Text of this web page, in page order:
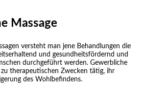
Massage
versteht man jene Behandlungen die
und gesundheitsfördernd und
durchgeführt werden. Gewerbliche
therapeutischen Zwecken tätig, ihr
des Wohlbefindens.